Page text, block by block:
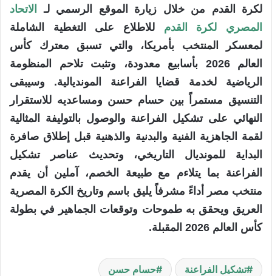
لكرة القدم من خلال زيارة الموقع الرسمي لـ
الاتحاد
المصري لكرة القدم للاطلاع على التغطية الشاملة
لمعسكر المنتخب بأمريكا، والتي تسبق معترك كأس
العالم 2026 بأسابيع معدودة، وتثبت تلاحم المنظومة
الرياضية لخدمة قضايا الفراعنة المونديالية. وسيبقى
التنسيق مستمراً بين حسام حسن ومساعديه للاستقرار
النهائي على تشكيل الفراعنة والوصول بالتوليفة المثالية
لقمة الجاهزية الفنية والبدنية والذهنية قبل إطلاق صافرة
البداية للمونديال التاريخي، وتحديث عناصر تشكيل
الفراعنة بما يتلاءم مع طبيعة الخصم، آملين أن يقدم
منتخب مصر أداءً مشرفاً يليق باسم وتاريخ الكرة المصرية
العريق ويحقق به طموحات وتوقعات الجماهير في بطولة
كأس العالم 2026 المقبلة.
تشكيل الفراعنة حسام حسن